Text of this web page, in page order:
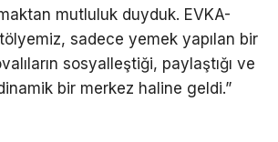
mutluluk duyduk. EVKA-
sadece yemek yapılan bir
sosyalleştiği, paylaştığı ve
bir merkez haline geldi.”